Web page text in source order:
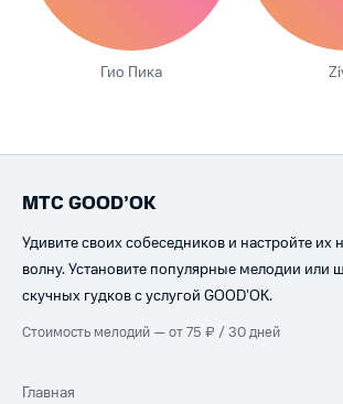
Гио Пика
МТС GOOD’OK
Удивите своих собеседников и настройте их
волну. Установите популярные мелодии или
скучных гудков с услугой GOOD’OK.
Стоимость мелодий — от 75 ₽ / 30 дней
Главная